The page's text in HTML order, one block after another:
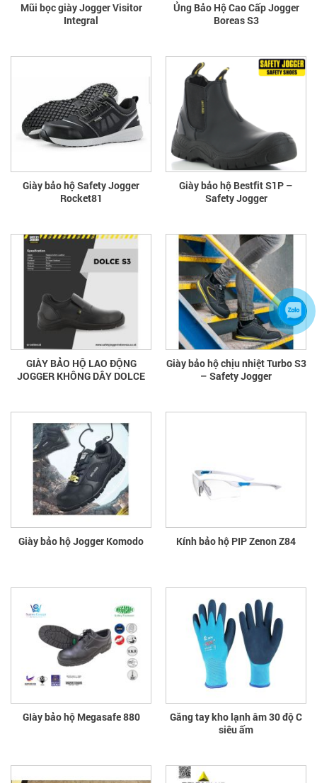
Mũi bọc giày Jogger Visitor
Integral
Ủng Bảo Hộ Cao Cấp Jogger
Boreas S3
Giày bảo hộ Safety Jogger
Rocket81
Giày bảo hộ Bestfit S1P –
Safety Jogger
GIÀY BẢO HỘ LAO ĐỘNG
JOGGER KHÔNG DÂY DOLCE
Giày bảo hộ chịu nhiệt Turbo S3
– Safety Jogger
Giày bảo hộ Jogger Komodo Kính bảo hộ PIP Zenon Z84
GIày bảo hộ Megasafe 880
Găng tay kho lạnh âm 30 độ C
siêu ấm